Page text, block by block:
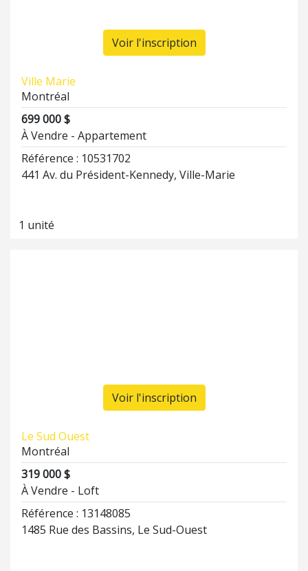
Voir l'inscription
Ville Marie
Montréal
699 000 $
À Vendre - Appartement
Référence : 10531702
441 Av. du Président-Kennedy, Ville-Marie
1 unité
Voir l'inscription
Le Sud Ouest
Montréal
319 000 $
À Vendre - Loft
Référence : 13148085
1485 Rue des Bassins, Le Sud-Ouest